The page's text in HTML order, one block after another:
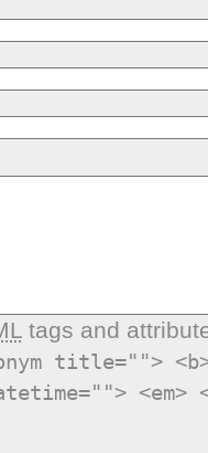
tags and
title="">